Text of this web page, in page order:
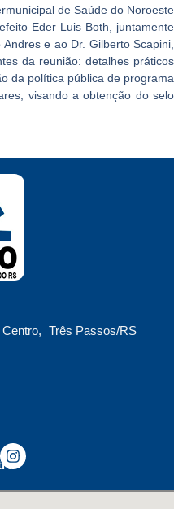
de Saúde do Noroeste
Eder Luis Both, juntamente
e ao Dr. Gilberto Scapini,
da reunião: detalhes práticos
da política pública de programa
visando a obtenção do selo
Centro, Três Passos/RS